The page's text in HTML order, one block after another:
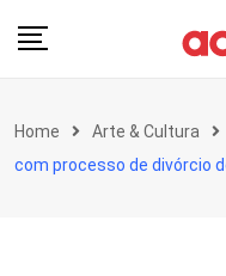
Home Arte & Cultura
com processo de divórcio